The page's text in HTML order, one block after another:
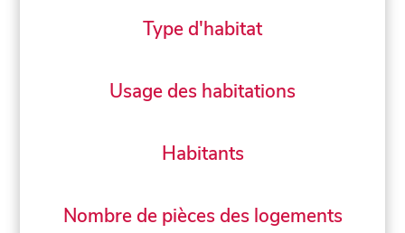
Type d'habitat
Usage des habitations
Habitants
Nombre de pièces des logements